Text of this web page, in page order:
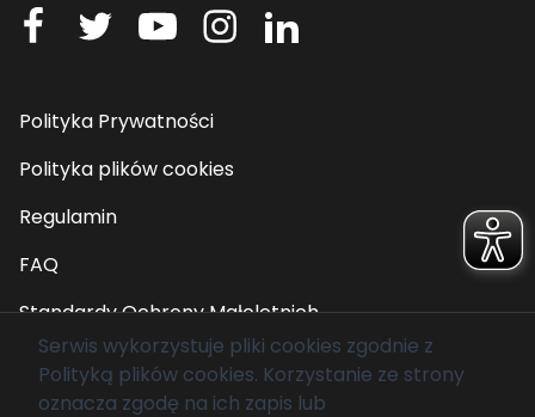
Polityka Prywatności
Polityka plików cookies
Regulamin
FAQ
Standardy Ochrony Małoletnich
© 2026 Fundacja Mam Marzenie. Wszelkie prawa
Serwis wykorzystuje pliki cookies zgodnie z
Polityką plików cookies. Korzystanie ze strony
oznacza zgodę na ich zapis lub